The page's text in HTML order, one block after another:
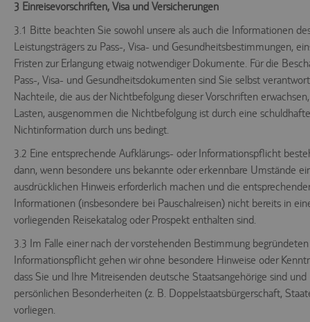
3 Einreisevorschriften, Visa und Versicherungen
3.1 Bitte beachten Sie sowohl unsere als auch die Informationen
Leistungsträgers zu Pass-, Visa- und Gesundheitsbestimmungen,
Fristen zur Erlangung etwaig notwendiger Dokumente. Für die
Pass-, Visa- und Gesundheitsdokumenten sind Sie selbst
Nachteile, die aus der Nichtbefolgung dieser Vorschriften
Lasten, ausgenommen die Nichtbefolgung ist durch eine
Nichtinformation durch uns bedingt.
3.2 Eine entsprechende Aufklärungs- oder Informationspflicht
dann, wenn besondere uns bekannte oder erkennbare Umstände
ausdrücklichen Hinweis erforderlich machen und die
Informationen (insbesondere bei Pauschalreisen) nicht bereits in
vorliegenden Reisekatalog oder Prospekt enthalten sind.
3.3 Im Falle einer nach der vorstehenden Bestimmung begründeten
Informationspflicht gehen wir ohne besondere Hinweise oder
dass Sie und Ihre Mitreisenden deutsche Staatsangehörige sind und
persönlichen Besonderheiten (z. B. Doppelstaatsbürgerschaft,
vorliegen.
agency .trc.easyweb.travel
Reiseisebüros,
das die
aufgerufenen
Webseite
für den Betrieb
notwendig.
e-consent trc.easyweb.travel
Speichert die
Einwilligung.
econ_easywebtui .trc.easyweb.travel
Steuerung und
Zuordnung der
aktuellen
Sitzung
innerhalb der
Infrastruktur.
PHPSESSID
www.tui-
reisecenter.de
Steuerung und
Zuordnung der
aktuellen
Sitzung